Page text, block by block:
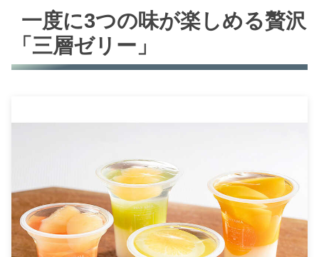
一度に3つの味が楽しめる贅沢
「三層ゼリー」